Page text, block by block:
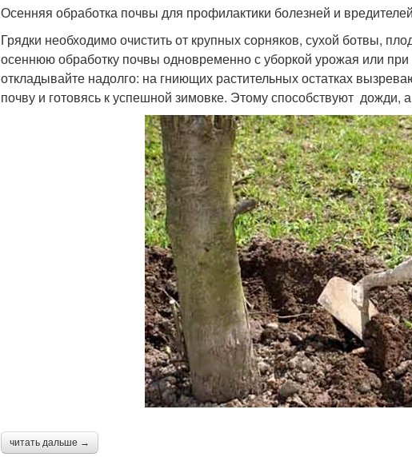
Осенняя обработка почвы для профилактики болезней и вредителей
Грядки необходимо очистить от крупных сорняков, сухой ботвы,
осеннюю обработку почвы одновременно с уборкой урожая или
откладывайте надолго: на гниющих растительных остатках
почву и готовясь к успешной зимовке. Этому способствуют дожди,
читать дальше →